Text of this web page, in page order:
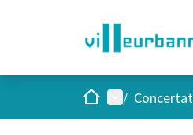
AccueilMenu
/